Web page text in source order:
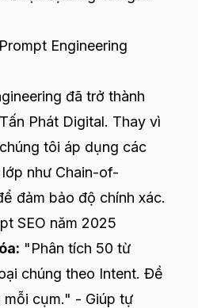
Engineering
đã trở thành
Phát Digital. Thay vì
tôi áp dụng các
như Chain-of-
đảm bảo độ chính xác.
SEO năm 2025
"Phân tích 50 từ
chúng theo Intent. Đề
mỗi cụm." - Giúp tự